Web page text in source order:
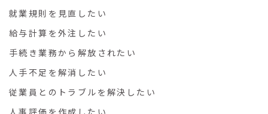
就業規則を見直したい
給与計算を外注したい
手続き業務から解放されたい
人手不足を解消したい
従業員とのトラブルを解決したい
人事評価を作成したい